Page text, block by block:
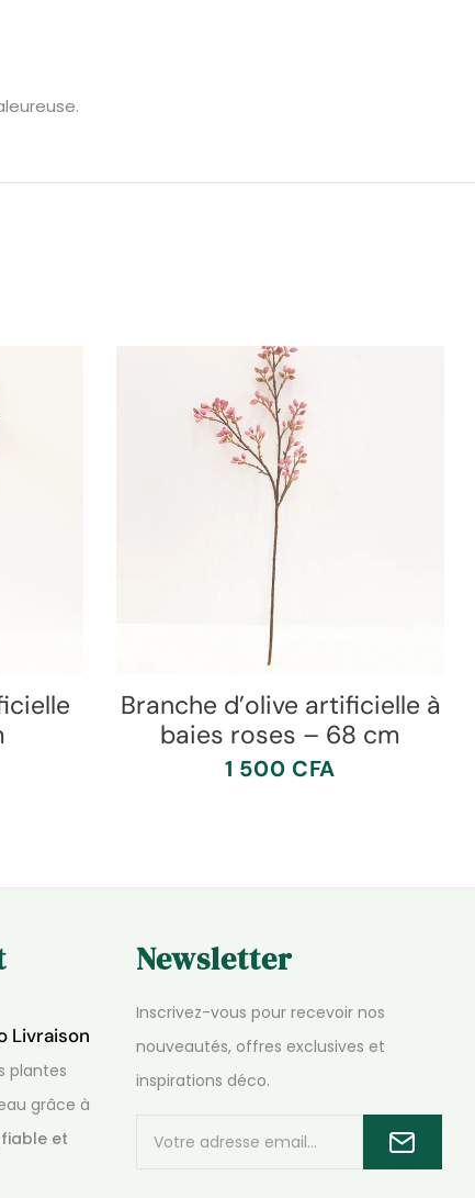
Branche d’olive artificielle à
baies roses – 68 cm
1 500 CFA
Livraison
plantes
grâce à
et
Newsletter
Inscrivez-vous pour recevoir nos
nouveautés, offres exclusives et
inspirations déco.